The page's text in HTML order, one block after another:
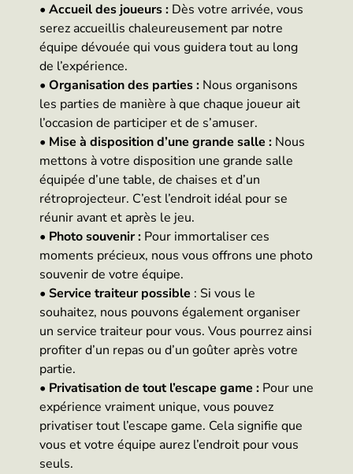
• Accueil des joueurs : Dès votre arrivée, vous
serez accueillis chaleureusement par notre
équipe dévouée qui vous guidera tout au long
de l’expérience.
• Organisation des parties : Nous organisons
les parties de manière à que chaque joueur ait
l’occasion de participer et de s’amuser.
• Mise à disposition d’une grande salle : Nous
mettons à votre disposition une grande salle
équipée d’une table, de chaises et d’un
rétroprojecteur. C’est l’endroit idéal pour se
réunir avant et après le jeu.
• Photo souvenir : Pour immortaliser ces
moments précieux, nous vous offrons une photo
souvenir de votre équipe.
• Service traiteur possible : Si vous le
souhaitez, nous pouvons également organiser
un service traiteur pour vous. Vous pourrez ainsi
profiter d’un repas ou d’un goûter après votre
partie.
• Privatisation de tout l’escape game : Pour une
expérience vraiment unique, vous pouvez
privatiser tout l’escape game. Cela signifie que
vous et votre équipe aurez l’endroit pour vous
seuls.